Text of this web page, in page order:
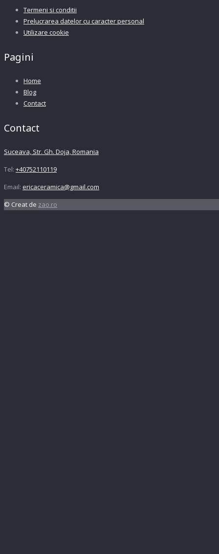
Termeni si conditii
Prelucrarea datelor cu caracter personal
Utilizare cookie
Pagini
Home
Blog
Contact
Contact
Suceava, Str. Gh. Doja, Romania
Tel: +40752110119
Email: ericaceramica@gmail.com
© Creat de zao.ro